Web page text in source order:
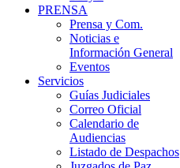
PRENSA
Prensa y Com.
Noticias e
Información General
Eventos
Servicios
Guías Judiciales
Correo Oficial
Calendario de
Audiencias
Listado de Despachos